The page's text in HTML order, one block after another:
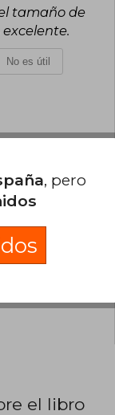
tamaño de
No es útil
el libro
, pero